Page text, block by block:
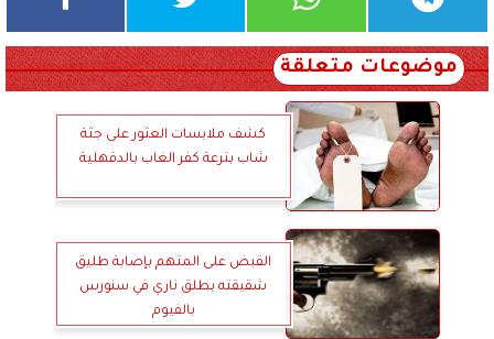
موضوعات متعلقة
كشف ملابسات العثور على جثة
شاب بترعة كفر الغاب بالدقهلية
القبض على المتهم بإصابة طليق
شقيقته بطلق ناري في سنورس
بالفيوم